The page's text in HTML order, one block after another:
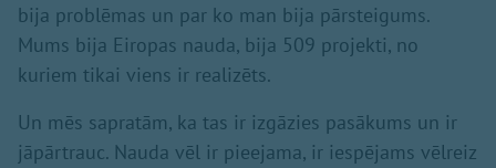
bija problēmas un par ko man bija pārsteigums.
Mums bija Eiropas nauda, bija 509 projekti, no
kuriem tikai viens ir realizēts.
Un mēs sapratām, ka tas ir izgāzies pasākums un ir
jāpārtrauc. Nauda vēl ir pieejama, ir iespējams vēlreiz